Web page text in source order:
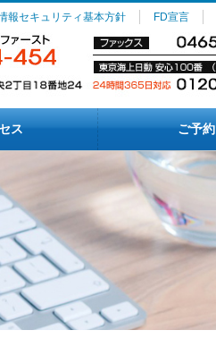
報セキュリティ基本方針 FD宣言
ス ご予約